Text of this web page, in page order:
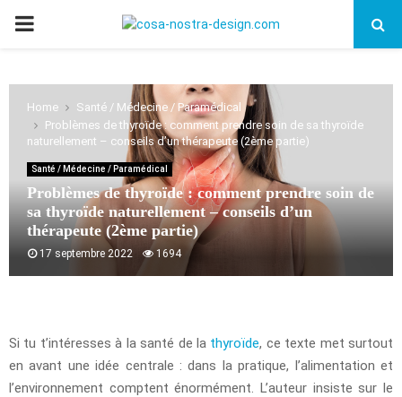
PRIMARY
Home
Santé / Médecine / Paramédical
Problèmes de thyroïde : comment prendre soin de sa thyroïde
naturellement – conseils d’un thérapeute (2ème partie)
Santé / Médecine / Paramédical
Problèmes de thyroïde : comment prendre soin de
sa thyroïde naturellement – conseils d’un
thérapeute (2ème partie)
17 septembre 2022 1694
Si tu t’intéresses à la santé de la thyroïde, ce texte met surtout
en avant une idée centrale : dans la pratique, l’alimentation et
l’environnement comptent énormément. L’auteur insiste sur le